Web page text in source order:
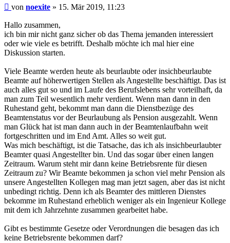
Beitrag
von noexite » 15. Mär 2019, 11:23
Hallo zusammen,
ich bin mir nicht ganz sicher ob das Thema jemanden interessiert
oder wie viele es betrifft. Deshalb möchte ich mal hier eine
Diskussion starten.
Viele Beamte werden heute als beurlaubte oder insichbeurlaubte
Beamte auf höherwertigen Stellen als Angestellte beschäftigt. Das ist
auch alles gut so und im Laufe des Berufslebens sehr vorteilhaft, da
man zum Teil wesentlich mehr verdient. Wenn man dann in den
Ruhestand geht, bekommt man dann die Dienstbezüge des
Beamtenstatus vor der Beurlaubung als Pension ausgezahlt. Wenn
man Glück hat ist man dann auch in der Beamtenlaufbahn weit
fortgeschritten und im End Amt. Alles so weit gut.
Was mich beschäftigt, ist die Tatsache, das ich als insichbeurlaubter
Beamter quasi Angestellter bin. Und das sogar über einen langen
Zeitraum. Warum steht mir dann keine Betriebsrente für diesen
Zeitraum zu? Wir Beamte bekommen ja schon viel mehr Pension als
unsere Angestellten Kollegen mag man jetzt sagen, aber das ist nicht
unbedingt richtig. Denn ich als Beamter des mittleren Dienstes
bekomme im Ruhestand erheblich weniger als ein Ingenieur Kollege
mit dem ich Jahrzehnte zusammen gearbeitet habe.
Gibt es bestimmte Gesetze oder Verordnungen die besagen das ich
keine Betriebsrente bekommen darf?